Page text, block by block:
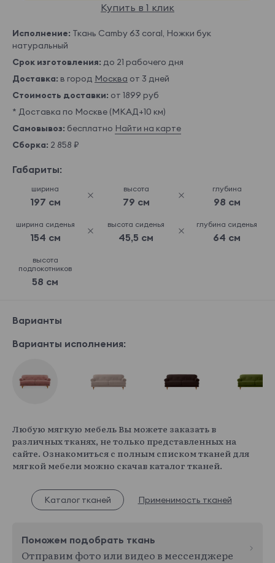
Купить в 1 клик
Исполнение: Ткань Camby 63 coral, Ножки бук
натуральный
Срок изготовления: до 21 рабочего дня
Доставка: в город Москва от 3 дней
Стоимость доставки: от 1899 руб
* Доставка по Москве (МКАД+10 км)
Самовывоз: бесплатно Найти на карте
Сборка: 2 858 ₽
Габариты:
ширина
197 см
высота
79 см
глубина
98 см
ширина сиденья
154 см
высота сиденья
45,5 см
глубина сиденья
64 см
высота
подлокотников
58 см
Варианты
Варианты исполнения:
Любую мягкую мебель Вы можете заказать в
различных тканях, не только представленных на
сайте. Ознакомиться с полным списком тканей для
мягкой мебели можно скачав каталог тканей.
Каталог тканей Применимость тканей
Поможем подобрать ткань
Отправим фото или видео в мессенджере